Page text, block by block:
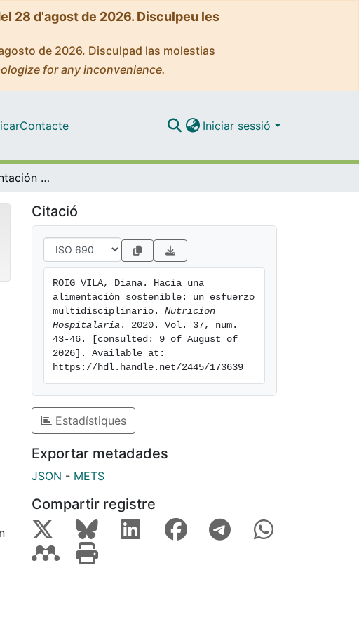
28 d'agost de 2026. Disculpeu les
de 2026. Disculpad las molestias
for any inconvenience.
Contacte Iniciar sessió
Hacia una alimentación sostenible: un esfuerzo multidisciplinario
Citació
ROIG VILA, Diana. Hacia una
alimentación sostenible: un esfuerzo
multidisciplinario. Nutricion
Hospitalaria . 2020. Vol. 37, num.
43-46. [consulted: 9 of August of
2026]. Available at:
https://hdl.handle.net/2445/173639
Estadístiques
Exportar metadades
JSON - METS
Compartir registre